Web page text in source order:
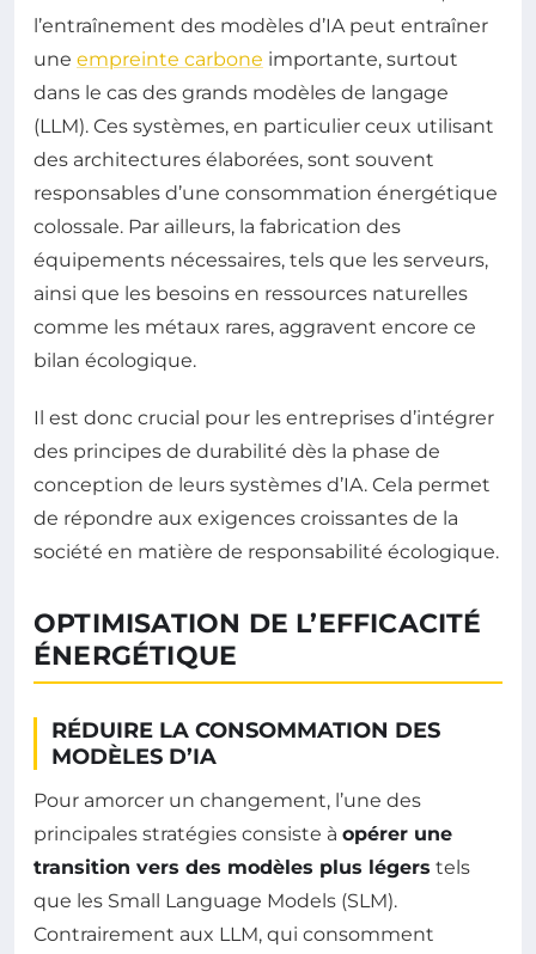
l’entraînement des modèles d’IA peut entraîner
une empreinte carbone importante, surtout
dans le cas des grands modèles de langage
(LLM). Ces systèmes, en particulier ceux utilisant
des architectures élaborées, sont souvent
responsables d’une consommation énergétique
colossale. Par ailleurs, la fabrication des
équipements nécessaires, tels que les serveurs,
ainsi que les besoins en ressources naturelles
comme les métaux rares, aggravent encore ce
bilan écologique.
Il est donc crucial pour les entreprises d’intégrer
des principes de durabilité dès la phase de
conception de leurs systèmes d’IA. Cela permet
de répondre aux exigences croissantes de la
société en matière de responsabilité écologique.
OPTIMISATION DE L’EFFICACITÉ
ÉNERGÉTIQUE
RÉDUIRE LA CONSOMMATION DES
MODÈLES D’IA
Pour amorcer un changement, l’une des
principales stratégies consiste à opérer une
transition vers des modèles plus légers tels
que les Small Language Models (SLM).
Contrairement aux LLM, qui consomment